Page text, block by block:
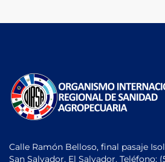
Calle Ramón Belloso, final pasaje
San Salvador, El Salvador. Teléfono: